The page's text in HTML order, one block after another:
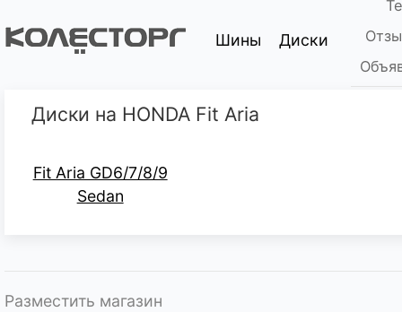
Шины Диски
Диски на HONDA Fit Aria
Fit Aria GD6/7/8/9
Sedan
Разместить магазин